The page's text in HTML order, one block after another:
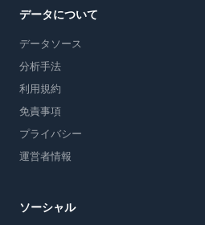
データについて
データソース
分析手法
利用規約
免責事項
プライバシー
運営者情報
ソーシャル